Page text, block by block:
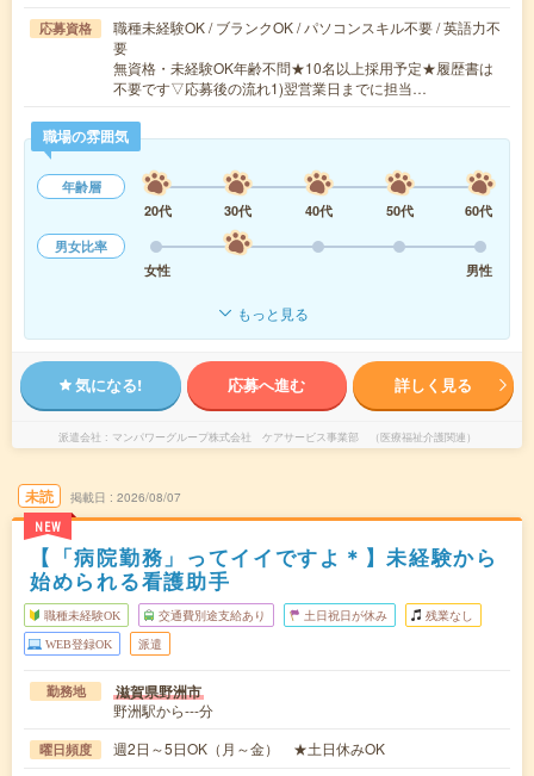
応募資格
職種未経験OK / ブランクOK / パソコンスキル不要 / 英語力不
要
無資格・未経験OK年齢不問★10名以上採用予定★履歴書は
不要です▽応募後の流れ1)翌営業日までに担当…
職場の雰囲気
年齢層
20代
30代 40代 50代
60代
男女比率
女性
男性
もっと見る
気になる! 応募へ進む 詳しく見る
派遣会社 マンパワーグループ株式会社 ケアサービス事業部 （医療福祉介護関連）
未読
NEW
掲載日 2026/08/07
【「病院勤務」ってイイですよ＊】未経験から
始められる看護助手
職種未経験OK 交通費別途支給あり 土日祝日が休み 残業なし
WEB登録OK 派遣
勤務地 滋賀県野洲市
野洲駅から---分
曜日頻度 週2日～5日OK（月～金） ★土日休みOK